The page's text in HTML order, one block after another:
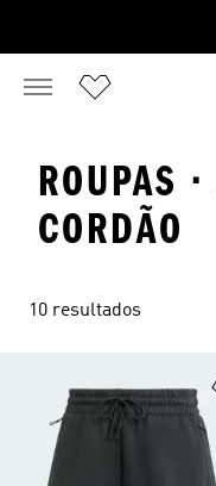
ROUPAS
CORDÃO
10 resultados